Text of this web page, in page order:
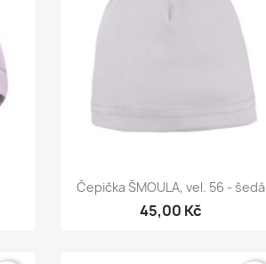
Rychlý náhled
Čepička ŠMOULA, vel. 56 - šedá
45,00 Kč